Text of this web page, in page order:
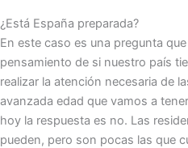
¿Está España preparada?
En este caso es una pregunta
pensamiento de si nuestro país
realizar la atención necesaria de
avanzada edad que vamos a
hoy la respuesta es no. Las
pueden, pero son pocas las que